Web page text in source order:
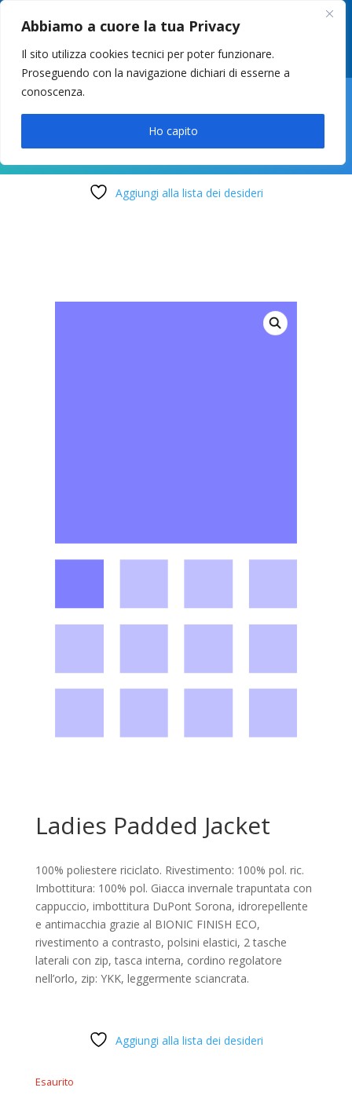
Abbiamo a cuore la tua Privacy
Il sito utilizza cookies tecnici per poter funzionare.
Proseguendo con la navigazione dichiari di esserne a
conoscenza.
Ho capito
049 8627946 –info@cstosetto.it
LUN-VEN 9-12 / 14:30-17
Aggiungi alla lista dei desideri
Ladies Padded Jacket
100% poliestere riciclato. Rivestimento: 100% pol. ric.
Imbottitura: 100% pol. Giacca invernale trapuntata con
cappuccio, imbottitura DuPont Sorona, idrorepellente
e antimacchia grazie al BIONIC FINISH ECO,
rivestimento a contrasto, polsini elastici, 2 tasche
laterali con zip, tasca interna, cordino regolatore
nell’orlo, zip: YKK, leggermente sciancrata.
Aggiungi alla lista dei desideri
Esaurito